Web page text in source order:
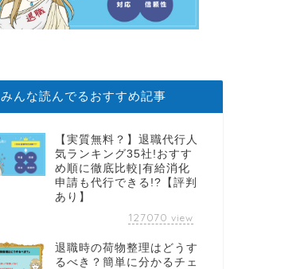
みんな読んでるおすすめ記事
【実質無料？】退職代行人
気ランキング35社!おすす
め順に徹底比較|有給消化
申請も代行できる!?【評判
あり】
127070 view
退職時の荷物整理はどうす
るべき？簡単に分かるチェ